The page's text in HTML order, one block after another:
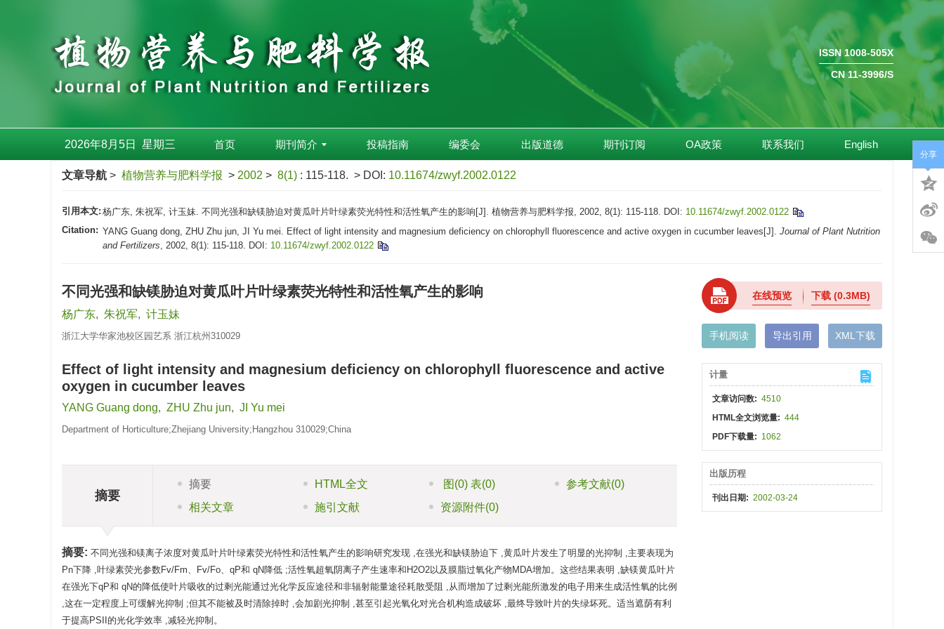
ISSN 1008-505X
CN 11-3996/S
2026年8月5日 星期三 首页 期刊简介 投稿指南 编委会 出版道德 期刊订阅 OA政策 联系我们 English
文章导航 > 植物营养与肥料学报 > 2002 > 8(1) : 115-118. > DOI: 10.11674/zwyf.2002.0122
引用本文: 杨广东, 朱祝军, 计玉妹. 不同光强和缺镁胁迫对黄瓜叶片叶绿素荧光特性和活性氧产生的影响[J]. 植物营养与肥料学报, 2002, 8(1): 115-118. DOI: 10.11674/zwyf.2002.0122
Citation: YANG Guang dong, ZHU Zhu jun, JI Yu mei. Effect of light intensity and magnesium deficiency on chlorophyll fluorescence and active oxygen in cucumber leaves[J]. Journal of Plant Nutrition
and Fertilizers, 2002, 8(1): 115-118. DOI: 10.11674/zwyf.2002.0122
不同光强和缺镁胁迫对黄瓜叶片叶绿素荧光特性和活性氧产生的影响
杨广东, 朱祝军, 计玉妹
浙江大学华家池校区园艺系 浙江杭州310029
Effect of light intensity and magnesium deficiency on chlorophyll fluorescence and active
oxygen in cucumber leaves
YANG Guang dong, ZHU Zhu jun, JI Yu mei
Department of Horticulture;Zhejiang University;Hangzhou 310029;China
摘要
摘要 HTML全文 图 (0) 表(0) 参考文献(0)
相关文章
施引文献 资源附件(0)
摘要: 不同光强和镁离子浓度对黄瓜叶片叶绿素荧光特性和活性氧产生的影响研究发现 ,在强光和缺镁胁迫下 ,黄瓜叶片发生了明显的光抑制 ,主要表现为
Pn下降 ,叶绿素荧光参数Fv/Fm、Fv/Fo、qP和 qN降低 ;活性氧超氧阴离子产生速率和H2O2以及膜脂过氧化产物MDA增加。这些结果表明 ,缺镁黄瓜叶片
在强光下qP和 qN的降低使叶片吸收的过剩光能通过光化学反应途径和非辐射能量途径耗散受阻 ,从而增加了过剩光能所激发的电子用来生成活性氧的比例
,这在一定程度上可缓解光抑制 ;但其不能被及时清除掉时 ,会加剧光抑制 ,甚至引起光氧化对光合机构造成破坏 ,最终导致叶片的失绿坏死。适当遮荫有利
于提高PSII的光化学效率 ,减轻光抑制。
在线预览 下载(0.3MB)
手机阅读 导出引用 XML下载
计量
文章访问数: 4510
HTML全文浏览量: 444
PDF下载量: 1062
出版历程
刊出日期: 2002-03-24
分享